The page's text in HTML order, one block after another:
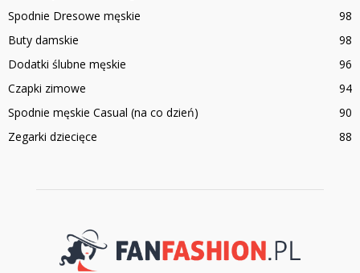
Spodnie Dresowe męskie
98
Buty damskie
98
Dodatki ślubne męskie
96
Czapki zimowe
94
Spodnie męskie Casual (na co dzień)
90
Zegarki dziecięce
88